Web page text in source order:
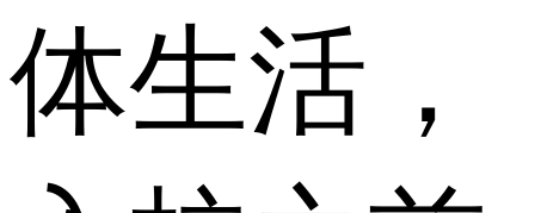
体生活，